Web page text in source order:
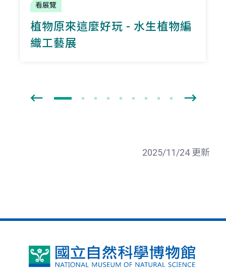
看展覽
植物原來這麼好玩 - 水生植物編
織工藝展
2025/11/24 更新
國